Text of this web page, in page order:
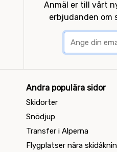
Anmäl er till vårt
erbjudanden om
Andra populära sidor
Skidorter
Snödjup
Transfer i Alperna
Flygplatser nära